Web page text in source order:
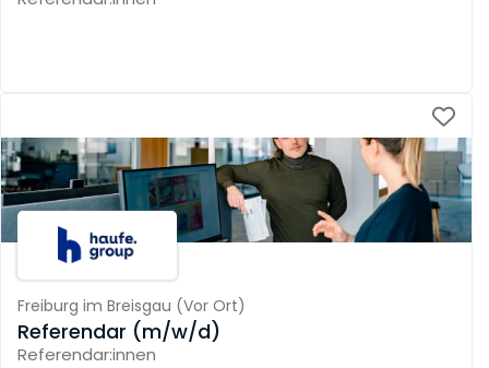
Freiburg im Breisgau (Vor Ort)
Referendar (m/w/d)
Referendar:innen